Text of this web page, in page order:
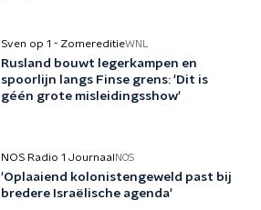
Sven op 1 - ZomereditieWNL
Rusland bouwt legerkampen en
spoorlijn langs Finse grens: 'Dit is
géén grote misleidingsshow'
NOS Radio 1 Journaal NOS
'Oplaaiend kolonistengeweld past bij
bredere Israëlische agenda'